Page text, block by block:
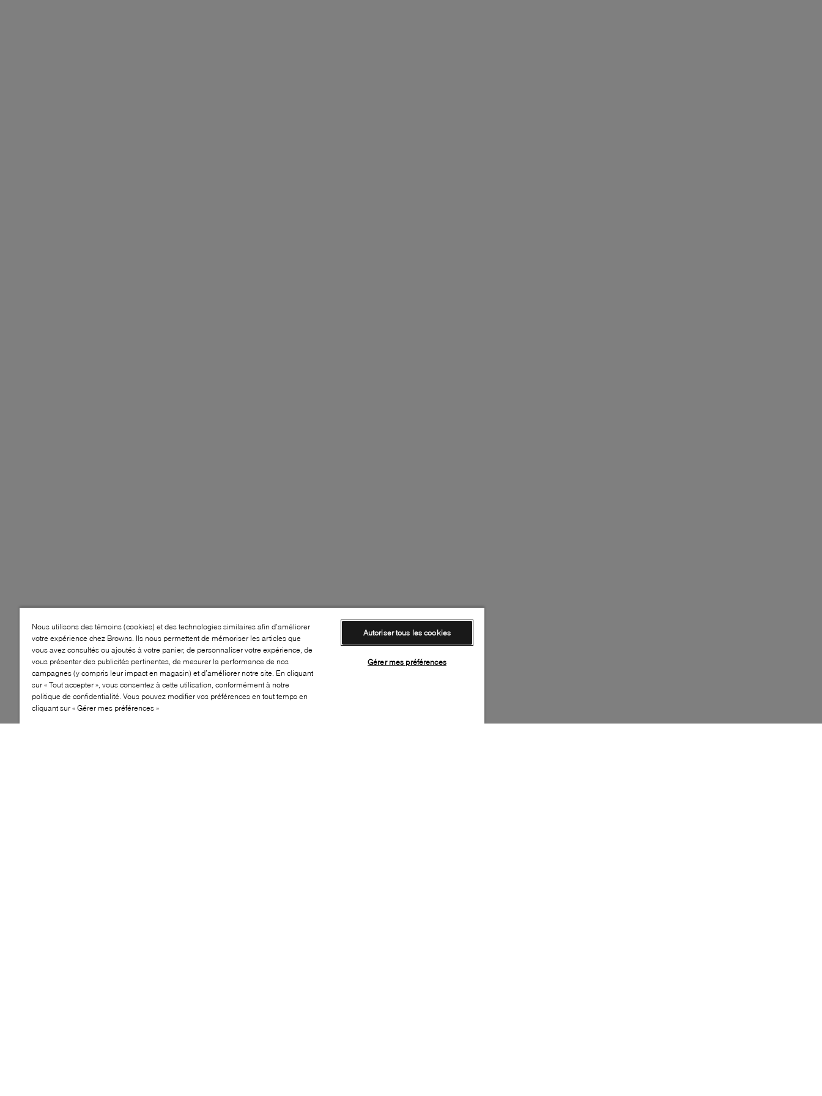
Nous utilisons des témoins (cookies) et des technologies similaires afin d’améliorer
votre expérience chez Browns. Ils nous permettent de mémoriser les articles que
vous avez consultés ou ajoutés à votre panier, de personnaliser votre expérience, de
vous présenter des publicités pertinentes, de mesurer la performance de nos
campagnes (y compris leur impact en magasin) et d’améliorer notre site. En cliquant
sur « Tout accepter », vous consentez à cette utilisation, conformément à notre
politique de confidentialité. Vous pouvez modifier vos préférences en tout temps en
cliquant sur « Gérer mes préférences »
Autoriser tous les cookies
Gérer mes préférences